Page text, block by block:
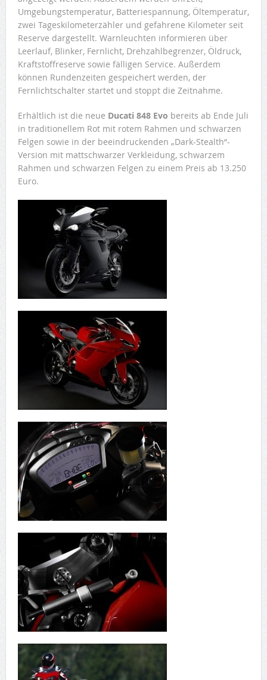
Umgebungstemperatur, Batteriespannung, Öltemperatur,
zwei Tageskilometerzähler und gefahrene Kilometer seit
Reserve dargestellt. Warnleuchten informieren über
Leerlauf, Blinker, Fernlicht, Drehzahlbegrenzer, Öldruck,
Kraftstoffreserve sowie fälligen Service. Außerdem
können Rundenzeiten gespeichert werden, der
Fernlichtschalter startet und stoppt die Zeitnahme.
Erhältlich ist die neue Ducati 848 Evo bereits ab Ende Juli
in traditionellem Rot mit rotem Rahmen und schwarzen
Felgen sowie in der beeindruckenden „Dark-Stealth“-
Version mit mattschwarzer Verkleidung, schwarzem
Rahmen und schwarzen Felgen zu einem Preis ab 13.250
Euro.